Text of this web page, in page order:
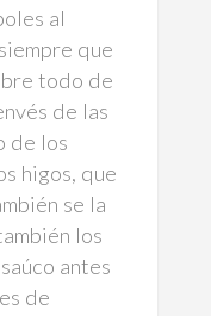
al
que
todo de
de las
de los
higos, que
se la
los
antes
de